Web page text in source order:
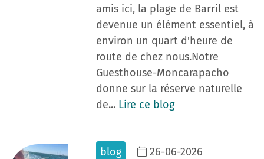
amis ici, la plage de Barril est
devenue un élément essentiel, à
environ un quart d'heure de
route de chez nous.Notre
Guesthouse-Moncarapacho
donne sur la réserve naturelle
de... Lire ce blog
blog
26-06-2026